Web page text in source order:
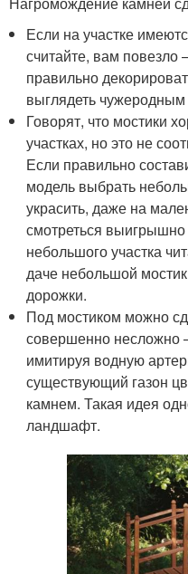
Если на участке
считайте, вам повезло
правильно
выглядеть
Говорят, что мостики
участках, но это не
Если правильно
модель выбрать
украсить, даже на
смотреться
небольшого участка
даче небольшой
дорожки.
Под мостиком можно
совершенно несложно
имитируя водную
существующий газон
камнем. Такая идея
ландшафт.